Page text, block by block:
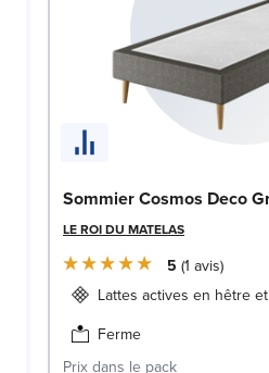
Sommier Cosmos Deco
LE ROI DU MATELAS
5 1 avis
Lattes actives en hêtre
Ferme
Prix dans le pack